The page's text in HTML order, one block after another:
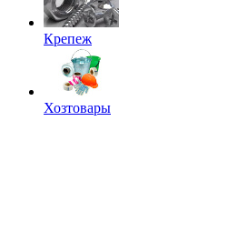
Крепеж
Хозтовары